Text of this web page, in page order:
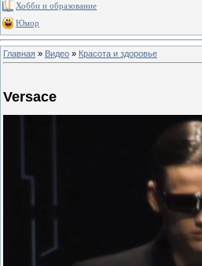
Хобби и образование
Юмор
Главная » Видео » Красота и здоровье
Versace